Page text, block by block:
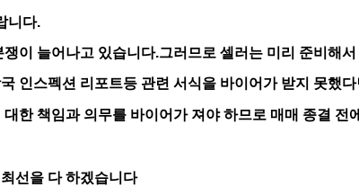
다.
이 늘어나고 있습니다.그러므로 셀러는 미리 준비해서
인스펙션 리포트등 관련 서식을 바이어가 받지 못했다
임과 의무를 바이어가 져야 하므로 매매 종결 전
선을 다 하겠습니다